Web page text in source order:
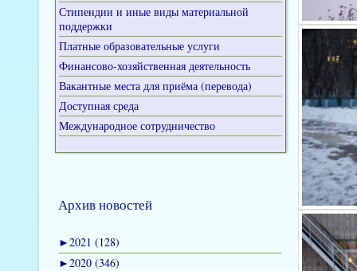
Стипендии и иные виды материальной
поддержки
Платные образовательные услуги
Финансово-хозяйственная деятельность
Вакантные места для приёма (перевода)
Доступная среда
Международное сотрудничество
Архив новостей
►2021 (128)
►2020 (346)